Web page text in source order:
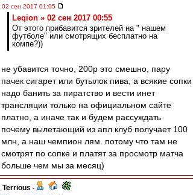
02 сен 2017 01:05
Leqion » 02 сен 2017 00:55
От этого прибавится зрителей на " нашем
футболе" или смотрящих бесплатно на
компе?))
не убавится точно, 200р это смешно, пару
пачек сигарет или бутылок пива, а всякие сопки
надо банить за пиратство и вести инет
трансляции только на официальном сайте
платно, а иначе так и будем рассуждать
почему вылетающий из апл клуб получает 100
млн, а наш чемпион лям. потому что там не
смотрят по сопке и платят за просмотр матча
больше чем мы за месяц)
Terrious -